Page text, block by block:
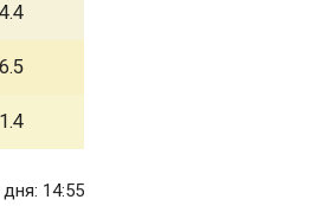
4.4
6.5
1.4
14:55